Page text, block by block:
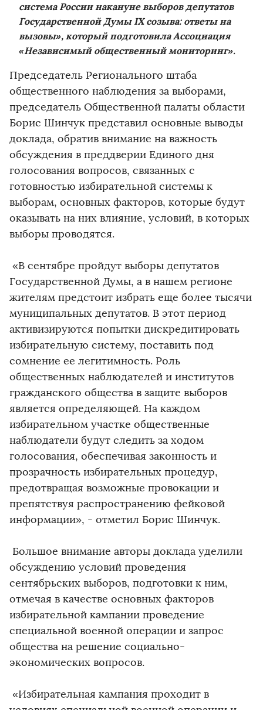
система России накануне выборов депутатов
Государственной Думы IX созыва: ответы на
вызовы», который подготовила Ассоциация
«Независимый общественный мониторинг».
Председатель Регионального штаба
общественного наблюдения за выборами,
председатель Общественной палаты области
Борис Шинчук представил основные выводы
доклада, обратив внимание на важность
обсуждения в преддверии Единого дня
голосования вопросов, связанных с
готовностью избирательной системы к
выборам, основных факторов, которые будут
оказывать на них влияние, условий, в которых
выборы проводятся.
«В сентябре пройдут выборы депутатов
Государственной Думы, а в нашем регионе
жителям предстоит избрать еще более тысячи
муниципальных депутатов. В этот период
активизируются попытки дискредитировать
избирательную систему, поставить под
сомнение ее легитимность. Роль
общественных наблюдателей и институтов
гражданского общества в защите выборов
является определяющей. На каждом
избирательном участке общественные
наблюдатели будут следить за ходом
голосования, обеспечивая законность и
прозрачность избирательных процедур,
предотвращая возможные провокации и
препятствуя распространению фейковой
информации», - отметил Борис Шинчук.
Большое внимание авторы доклада уделили
обсуждению условий проведения
сентябрьских выборов, подготовки к ним,
отмечая в качестве основных факторов
избирательной кампании проведение
специальной военной операции и запрос
общества на решение социально-
экономических вопросов.
«Избирательная кампания проходит в